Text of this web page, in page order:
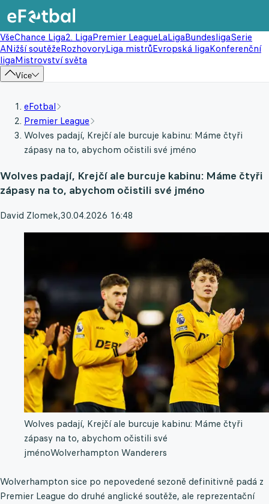
VšeChance Liga2. LigaPremier LeagueLaLigaBundesligaSerie
ANižší soutěžeRozhovoryLiga mistrůEvropská ligaKonferenční
ligaMistrovství světa
Více
eFotbal
Premier League
Wolves padají, Krejčí ale burcuje kabinu: Máme čtyři
zápasy na to, abychom očistili své jméno
Wolves padají, Krejčí ale burcuje kabinu: Máme čtyři
zápasy na to, abychom očistili své jméno
David Zlomek,30.04.2026 16:48
Wolves padají, Krejčí ale burcuje kabinu: Máme čtyři
zápasy na to, abychom očistili své
jménoWolverhampton Wanderers
Wolverhampton sice po nepovedené sezoně definitivně padá z
Premier League do druhé anglické soutěže, ale reprezentační